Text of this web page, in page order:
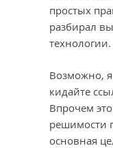
простых
разбирал
технологии.
Возможно,
кидайте
Впрочем
решимости
основная